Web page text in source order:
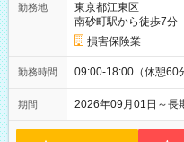
勤務地
東京都江東区
南砂町駅から徒歩7分
損害保険業
勤務時間 09:00-18:00（休憩60
期間 2026年09月01日～